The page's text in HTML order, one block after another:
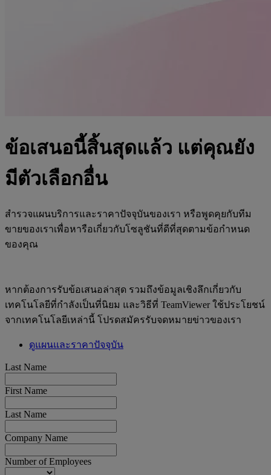
ข้อเสนอนี้สิ้นสุดแล้ว แต่คุณยัง
มีตัวเลือกอื่น
สำรวจแผนบริการและราคาปัจจุบันของเรา หรือพูดคุยกับทีม
ขายของเราเพื่อหารือเกี่ยวกับโซลูชันที่ดีที่สุดตามข้อกำหนด
ของคุณ
หากต้องการรับข้อเสนอล่าสุด รวมถึงข้อมูลเชิงลึกเกี่ยวกับ
เทคโนโลยีที่กำลังเป็นที่นิยม และวิธีที่ TeamViewer ใช้ประโยชน์
จากเทคโนโลยีเหล่านี้ โปรดสมัครรับจดหมายข่าวของเรา
ดูแผนและราคาปัจจุบัน
Last Name
First Name
Last Name
Company Name
Number of Employees